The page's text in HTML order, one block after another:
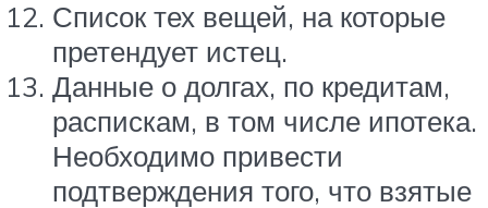
Список тех вещей, на которые
претендует истец.
Данные о долгах, по кредитам,
распискам, в том числе ипотека.
Необходимо привести
подтверждения того, что взятые